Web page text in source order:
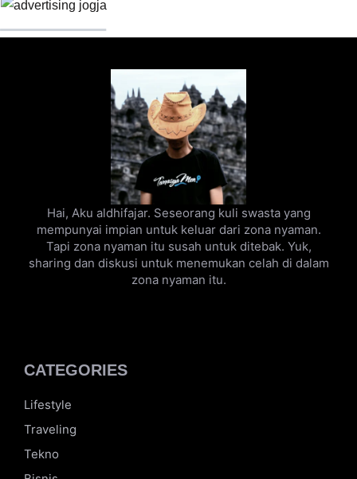
CATEGORIES